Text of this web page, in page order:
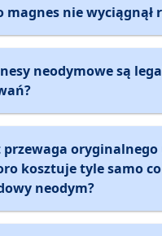
magnes nie wyciągnął
neodymowe są
przewaga
kosztuje tyle samo co
neodym?